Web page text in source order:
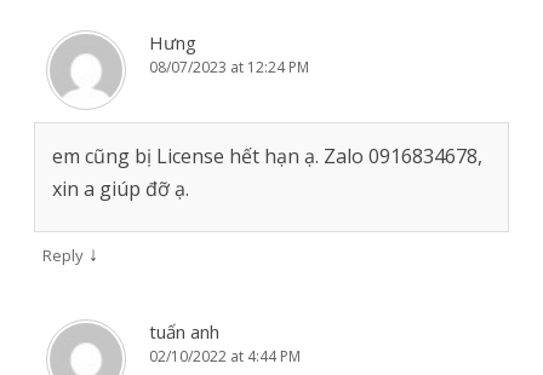
Hưng
08/07/2023 at 12:24 PM
em cũng bị License hết hạn ạ. Zalo 0916834678,
xin a giúp đỡ ạ.
Reply ↓
tuấn anh
02/10/2022 at 4:44 PM